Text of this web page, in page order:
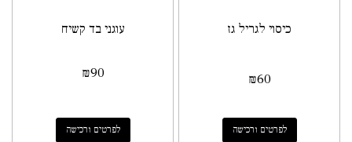
כיסוי לגריל גז
₪60
לפרטים ורכישה
עוגני בד קשיח
₪90
לפרטים ורכישה